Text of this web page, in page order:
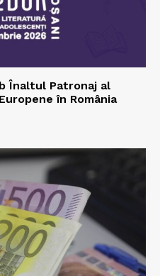
Înaltul Patronaj al
în România